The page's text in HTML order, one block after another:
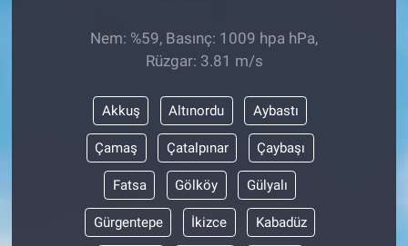
Nem: %59, Basınç: 1009 hpa hPa,
Rüzgar: 3.81 m/s
Akkuş Altınordu Aybastı
Çamaş Çatalpınar Çaybaşı
Fatsa Gölköy Gülyalı
Gürgentepe İkizce Kabadüz